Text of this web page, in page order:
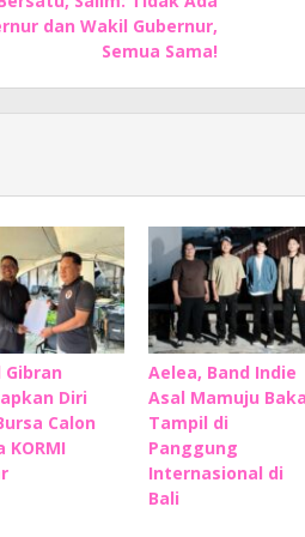
dan Wakil Gubernur,
Semua Sama!
Gibran
Diri
Calon
KORMI
Aelea, Band Indie
Asal Mamuju
Tampil di
Panggung
Internasional di
Bali